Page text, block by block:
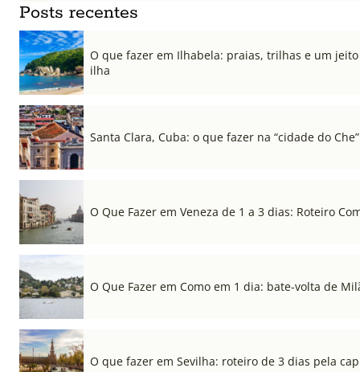
Posts recentes
O que fazer em Ilhabela: praias, trilhas e um
ilha
Santa Clara, Cuba: o que fazer na “cidade do Che”
O Que Fazer em Veneza de 1 a 3 dias: Roteiro
O Que Fazer em Como em 1 dia: bate-volta de
O que fazer em Sevilha: roteiro de 3 dias pela